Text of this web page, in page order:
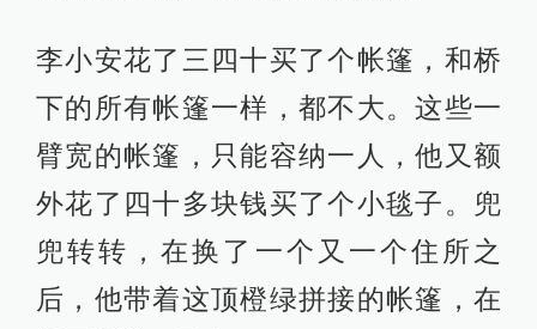
李小安花了三四十买了个帐篷，和桥
下的所有帐篷一样，都不大。这些一
臂宽的帐篷，只能容纳一人，他又额
外花了四十多块钱买了个小毯子。兜
兜转转，在换了一个又一个住所之
后，他带着这顶橙绿拼接的帐篷，在